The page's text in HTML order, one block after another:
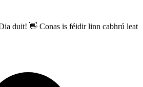
duit! 👋 Conas is féidir linn cabhrú leat